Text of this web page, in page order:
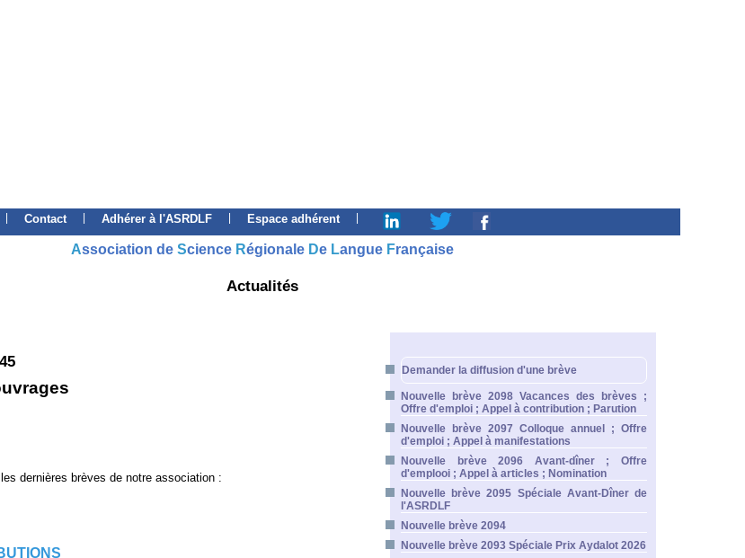
Contact Adhérer à l'ASRDLF Espace adhérent
Association de Science Régionale De Langue Française
Actualités
dernières brèves de notre association :
Demander la diffusion d'une brève
Nouvelle brève 2098 Vacances des brèves ;
Offre d'emploi ; Appel à contribution ; Parution
Nouvelle brève 2097 Colloque annuel ; Offre
d'emploi ; Appel à manifestations
Nouvelle brève 2096 Avant-dîner ; Offre
d'emplooi ; Appel à articles ; Nomination
Nouvelle brève 2095 Spéciale Avant-Dîner de
l'ASRDLF
Nouvelle brève 2094
Nouvelle brève 2093 Spéciale Prix Aydalot 2026